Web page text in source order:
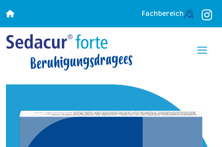
Fachbereich